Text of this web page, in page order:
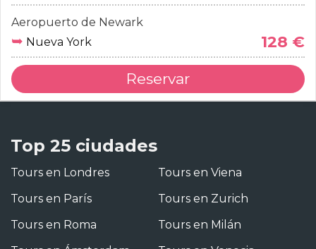
Aeropuerto de Newark
➥ Nueva York 128 €
Reservar
Top 25 ciudades
Tours en Londres
Tours en París
Tours en Roma
Tours en Viena
Tours en Zurich
Tours en Milán